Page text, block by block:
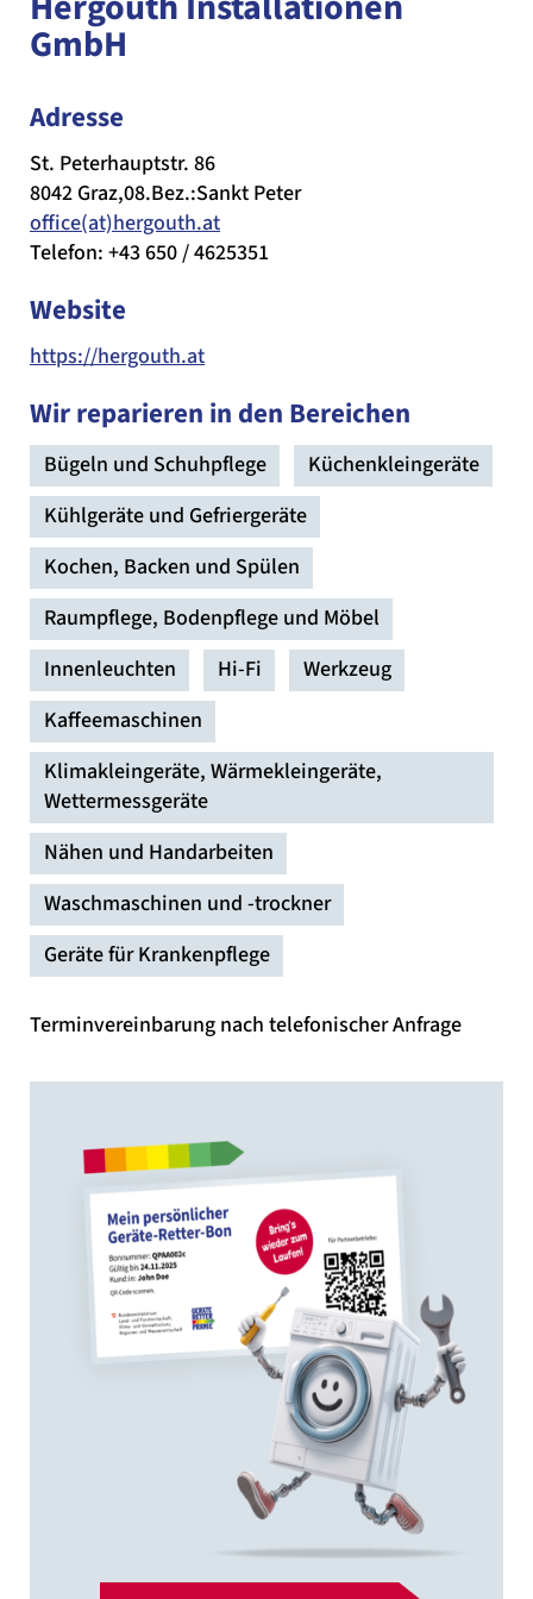
GmbH
Adresse
St. Peterhauptstr. 86
8042 Graz,08.Bez.:Sankt Peter
office(at)hergouth.at
Telefon: +43 650 / 4625351
Website
https://hergouth.at
Wir reparieren in den Bereichen
Bügeln und Schuhpflege
Küchenkleingeräte
Kühlgeräte und Gefriergeräte
Kochen, Backen und Spülen
Raumpflege, Bodenpflege und Möbel
Innenleuchten
Hi-Fi
Werkzeug
Kaffeemaschinen
Klimakleingeräte, Wärmekleingeräte,
Wettermessgeräte
Nähen und Handarbeiten
Waschmaschinen und -trockner
Geräte für Krankenpflege
Terminvereinbarung nach telefonischer Anfrage